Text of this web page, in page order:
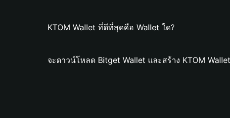
KTOM Wallet ที่ดีที่สุดคือ Wallet ใด?
จะดาวน์โหลด Bitget Wallet และสร้าง KTOM Wallet